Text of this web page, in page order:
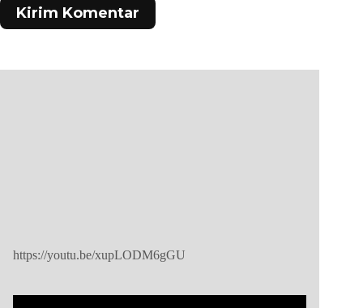
Kirim Komentar
https://youtu.be/xupLODM6gGU